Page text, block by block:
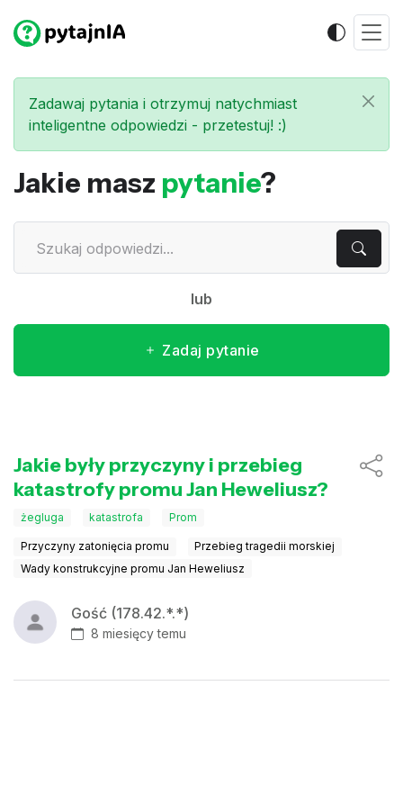
Zadawaj pytania i otrzymuj natychmiast
inteligentne odpowiedzi - przetestuj! :)
Jakie masz pytanie?
lub
Zadaj pytanie
Jakie były przyczyny i przebieg
katastrofy promu Jan Heweliusz?
żegluga katastrofa Prom
Przyczyny zatonięcia promu
Przebieg tragedii morskiej
Wady konstrukcyjne promu Jan Heweliusz
Gość (178.42.*.*)
8 miesięcy temu